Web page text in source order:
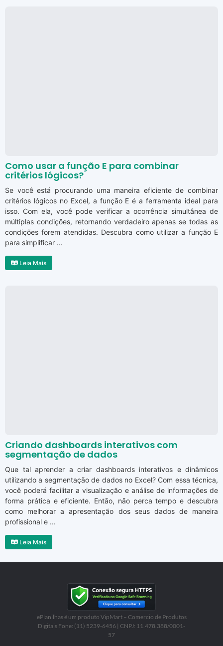
Como usar a função E para combinar
critérios lógicos?
Se você está procurando uma maneira eficiente de combinar
critérios lógicos no Excel, a função E é a ferramenta ideal para
isso. Com ela, você pode verificar a ocorrência simultânea de
múltiplas condições, retornando verdadeiro apenas se todas as
condições forem atendidas. Descubra como utilizar a função E
para simplificar ...
Leia Mais
Criando dashboards interativos com
segmentação de dados
Que tal aprender a criar dashboards interativos e dinâmicos
utilizando a segmentação de dados no Excel? Com essa técnica,
você poderá facilitar a visualização e análise de informações de
forma prática e eficiente. Então, não perca tempo e descubra
como melhorar a apresentação dos seus dados de maneira
profissional e ...
Leia Mais
ePlanilhas é um produto VipMart – Comercio de Produtos
Digitais Fone: (11) 5239-6456 | CNPJ: 11.478.388/0001-
57